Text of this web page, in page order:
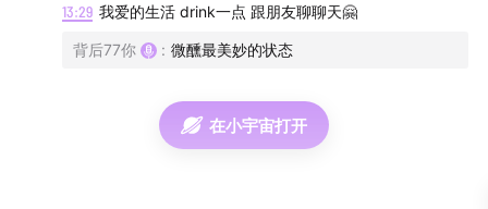
BGM：
Hedwig's Theme
13:29 我爱的生活 drink一点 跟朋友聊聊天🤗
背后77你 : 微醺最美妙的状态
在小宇宙打开